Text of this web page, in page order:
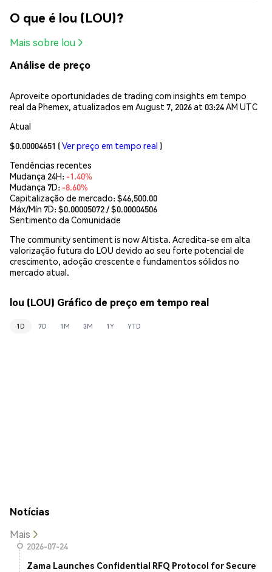
O que é lou (LOU)?
Mais sobre lou
Análise de preço
Aproveite oportunidades de trading com insights em tempo
real da Phemex, atualizados em August 7, 2026 at 03:24 AM UTC
Atual
$0.00004651 (Ver preço em tempo real )
Tendências recentes
Mudança 24H: -1.40%
Mudança 7D: -8.60%
Capitalização de mercado:$46,500.00
Máx/Mín 7D: $0.00005072/ $0.00004506
Sentimento da Comunidade
The community sentiment is now Altista. Acredita-se em alta
valorização futura do LOU devido ao seu forte potencial de
crescimento, adoção crescente e fundamentos sólidos no
mercado atual.
lou (LOU) Gráfico de preço em tempo real
1D 7D 1M 3M 1Y YTD
Notícias
Mais
2026-07-24
Zama Launches Confidential RFQ Protocol for Secure